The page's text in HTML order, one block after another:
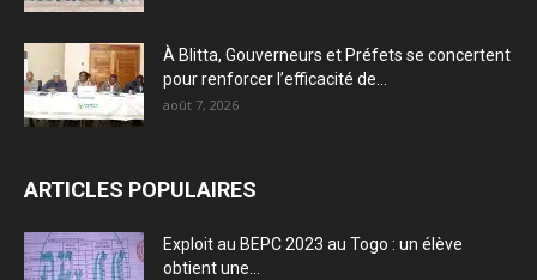
À Blitta, Gouverneurs et Préfets se concertent
pour renforcer l’efficacité de...
août 7, 2026
ARTICLES POPULAIRES
Exploit au BEPC 2023 au Togo : un élève
obtient une...